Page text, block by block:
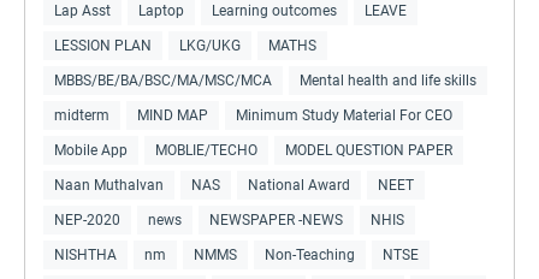
Lap Asst Laptop Learning outcomes LEAVE
LESSION PLAN LKG/UKG MATHS
MBBS/BE/BA/BSC/MA/MSC/MCA Mental health and life skills
midterm MIND MAP Minimum Study Material For CEO
Mobile App MOBLIE/TECHO MODEL QUESTION PAPER
Naan Muthalvan NAS National Award NEET
NEP-2020 news NEWSPAPER -NEWS NHIS
NISHTHA nm NMMS Non-Teaching NTSE